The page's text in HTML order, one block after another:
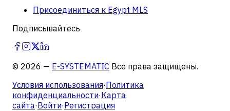
Присоединиться к Egypt MLS
Подписывайтесь
© 2026 — E-SYSTEMATIC Все права защищены.
Условия использования·Политика
конфиденциальности·Карта
сайта·Войти·Регистрация